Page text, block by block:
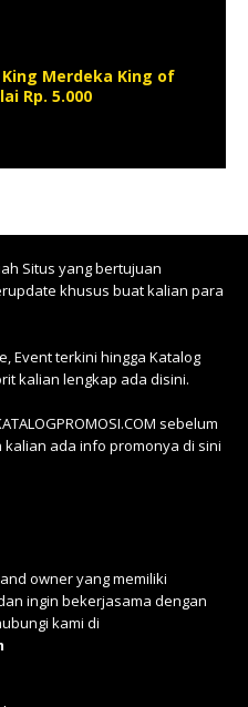
Merdeka King of
Rp. 5.000
Situs yang bertujuan
khusus buat kalian para
Event terkini hingga Katalog
kalian lengkap ada disini.
sebelum
ada info promonya di sini
owner yang memiliki
ingin bekerjasama dengan
kami di